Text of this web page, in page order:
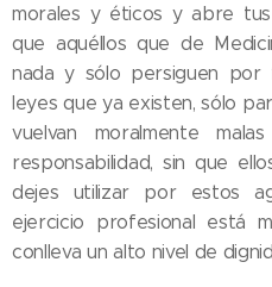
morales y éticos y abre
que aquéllos que de
nada y sólo persiguen por
leyes que ya existen, sólo
vuelvan moralmente
responsabilidad, sin que
dejes utilizar por estos
ejercicio profesional está
conlleva un alto nivel de